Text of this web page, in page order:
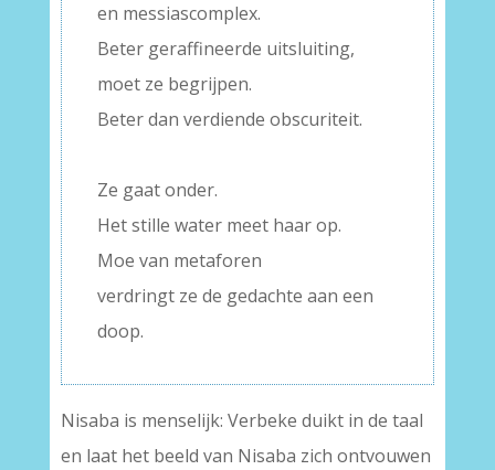
en messiascomplex.
Beter geraffineerde uitsluiting,
moet ze begrijpen.
Beter dan verdiende obscuriteit.
Ze gaat onder.
Het stille water meet haar op.
Moe van metaforen
verdringt ze de gedachte aan een
doop.
Nisaba is menselijk: Verbeke duikt in de taal
en laat het beeld van Nisaba zich ontvouwen